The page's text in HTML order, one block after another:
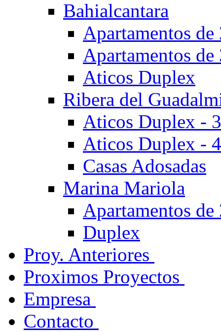
Bahialcantara
Apartamentos
Apartamentos
Aticos Duplex
Ribera del
Aticos Duplex -
Aticos Duplex -
Casas Adosadas
Marina Mariola
Apartamentos
Duplex
Proy. Anteriores
Proximos Proyectos
Empresa
Contacto